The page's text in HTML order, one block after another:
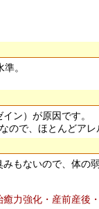
。
ン）が原因です。
ので、ほとんどアレ
もないので、体の
力強化・産前産後